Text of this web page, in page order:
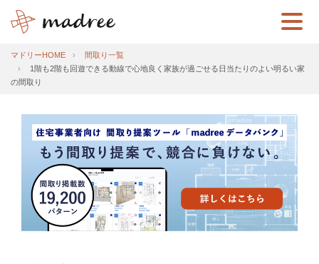
マドリーHOME
間取り一覧
1階も2階も回遊できる動線で心地良く家族が過ごせる日当たりのよい明るい家
の間取り